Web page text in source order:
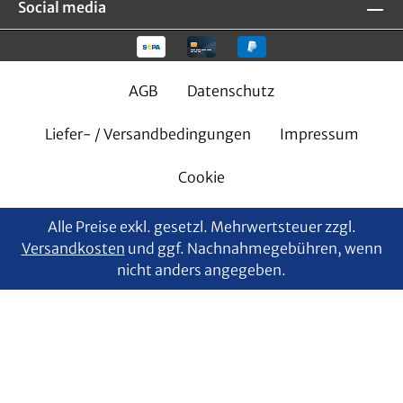
Social media
AGB Datenschutz
Liefer- / Versandbedingungen Impressum
Cookie
Alle Preise exkl. gesetzl. Mehrwertsteuer zzgl.
Versandkosten und ggf. Nachnahmegebühren, wenn
nicht anders angegeben.